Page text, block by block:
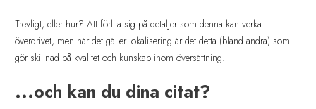
Trevligt, eller hur? Att förlita sig på detaljer som denna kan verka
överdrivet, men när det gäller lokalisering är det detta (bland andra) som
gör skillnad på kvalitet och kunskap inom översättning.
...och kan du dina citat?